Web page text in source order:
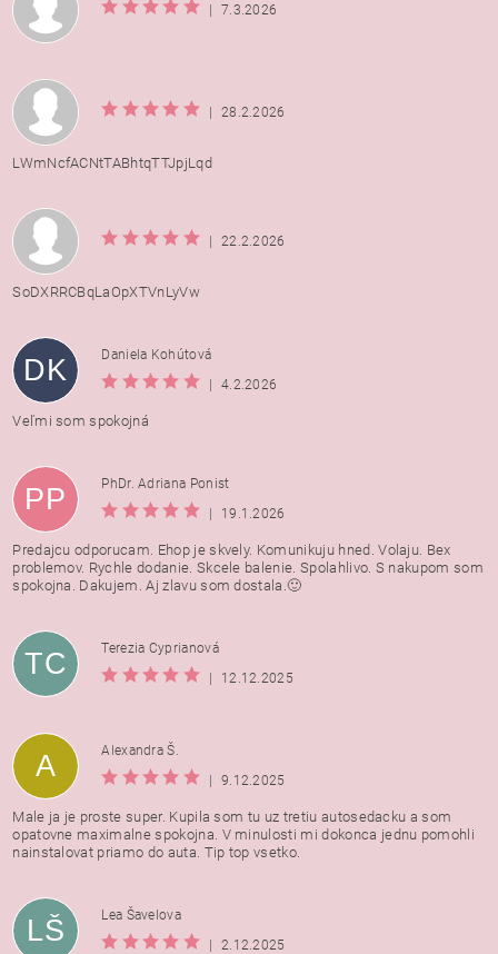
| 7.3.2026
| 28.2.2026
LWmNcfACNtTABhtqTTJpjLqd
| 22.2.2026
SoDXRRCBqLaOpXTVnLyVw
DK
Daniela Kohútová
|
4.2.2026
Veľmi som spokojná
PP
PhDr. Adriana Ponist
|
19.1.2026
Predajcu odporucam. Ehop je skvely. Komunikuju hned. Volaju. Bex
problemov. Rychle dodanie. Skcele balenie. Spolahlivo. S nakupom som
spokojna. Dakujem. Aj zlavu som dostala.🙂
TC
Terezia Cyprianová
|
12.12.2025
A
Alexandra Š.
|
9.12.2025
Male ja je proste super. Kupila som tu uz tretiu autosedacku a som
opatovne maximalne spokojna. V minulosti mi dokonca jednu pomohli
nainstalovat priamo do auta. Tip top vsetko.
LŠ
Lea Šavelova
|
2.12.2025